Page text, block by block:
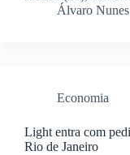
Álvaro
Economia
Light entra com
Rio de Janeiro